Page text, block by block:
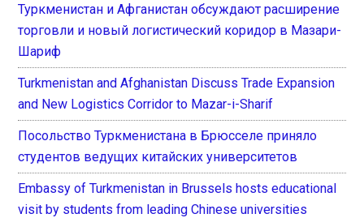
Туркменистан и Афганистан обсуждают расширение
торговли и новый логистический коридор в Мазари-
Шариф
Turkmenistan and Afghanistan Discuss Trade Expansion
and New Logistics Corridor to Mazar-i-Sharif
Посольство Туркменистана в Брюсселе приняло
студентов ведущих китайских университетов
Embassy of Turkmenistan in Brussels hosts educational
visit by students from leading Chinese universities